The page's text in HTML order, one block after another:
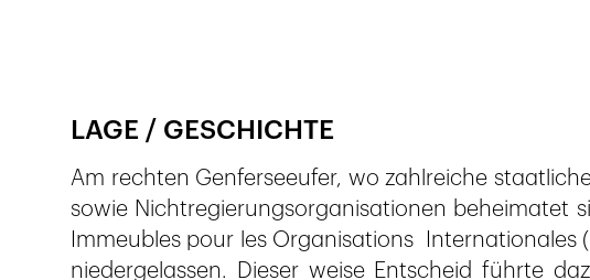
LAGE / GESCHICHTE
Am rechten Genferseeufer, wo zahlreiche
sowie Nichtregierungsorganisationen beheimatet
Immeubles pour les Organisations Internationales
niedergelassen. Dieser weise Entscheid führte